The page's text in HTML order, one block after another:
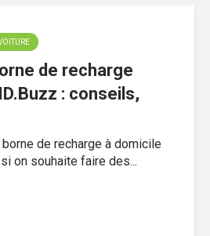
de recharge
: conseils,
borne de recharge à domicile
on souhaite faire des...